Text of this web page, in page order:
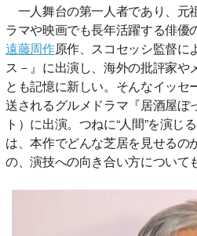
一人舞台の第一人者であり、元
ラマや映画でも長年活躍する俳優
遠藤周作原作、スコセッシ監督に
ス－』に出演し、海外の批評家や
とも記憶に新しい。そんなイッセ
送されるグルメドラマ『居酒屋ぼ
ト）に出演。つねに“人間”を演じ
は、本作でどんな芝居を見せるの
の、演技への向き合い方について